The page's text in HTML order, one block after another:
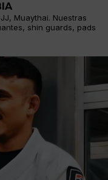
Muaythai. Nuestras
shin guards, pads